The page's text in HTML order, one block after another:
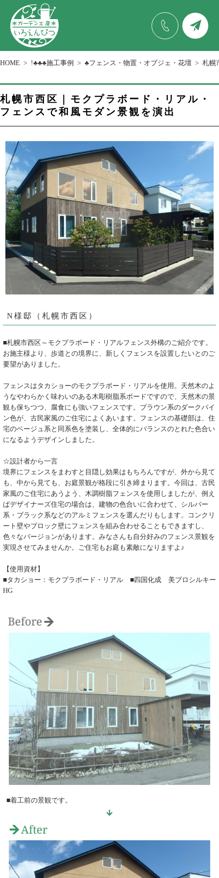
HOME !♣♣♣施工事例 ♣フェンス・物置・オブジェ・花壇 札幌
札幌市西区｜モクプラボード・リアル・
フェンスで和風モダン景観を演出
N様邸（札幌市西区）
■札幌市西区～モクプラボード・リアルフェンス外構のご紹介です。
お施主様より、歩道との境界に、新しくフェンスを設置したいとのご
要望がありました。
フェンスはタカショーのモクプラボード・リアルを使用。天然木のよ
うなやわらかく味わいのある木彫樹脂系ボードですので、天然木の景
観も保ちつつ、腐食にも強いフェンスです。ブラウン系のダークパイ
ン色が、古民家風のご住宅によくあいます。フェンスの基礎部は、住
宅のベージュ系と同系色を塗装し、全体的にバランスのとれた色合い
になるようデザインしました。
☆設計者から一言
境界にフェンスをまわすと目隠し効果はもちろんですが、外から見て
も、中から見ても、お庭景観が格段に引き締まります。今回は、古民
家風のご住宅にあうよう、木調樹脂フェンスを使用しましたが、例え
ばデザイナーズ住宅の場合は、建物の色合いに合わせて、シルバー
系・ブラック系などのアルミフェンスを選んだりもします。コンクリ
ート壁やブロック壁にフェンスを組み合わせることもできますし、
色々なバージョンがあります。みなさんも自分好みのフェンス景観を
実現させてみませんか。ご住宅もお庭も素敵になりますよ♪
【使用資材】
■タカショー：モクプラボード・リアル ■四国化成 美ブロシルキー
HG
■着工前の景観です。